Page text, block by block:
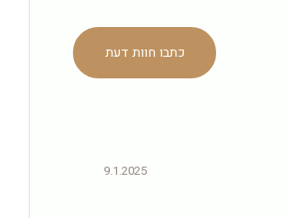
כתבו חוות דעת
9.1.2025